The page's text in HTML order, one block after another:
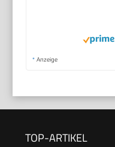
* Anzeige
TOP-ARTIKEL